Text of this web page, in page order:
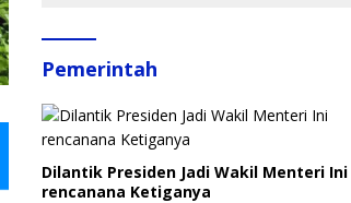
Pemerintah
Dilantik Presiden Jadi Wakil Menteri Ini
rencanana Ketiganya